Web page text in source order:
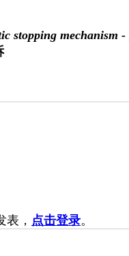
stopping mechanism
表， 点击登录。